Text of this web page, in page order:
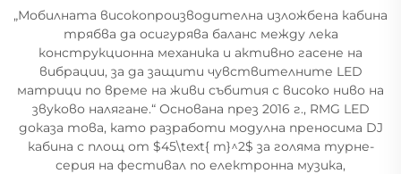
„Мобилната високопроизводителна изложбена кабина
трябва да осигурява баланс между лека
конструкционна механика и активно гасене на
вибрации, за да защити чувствителните LED
матрици по време на живи събития с високо ниво на
звуково налягане.“ Основана през 2016 г., RMG LED
доказа това, като разработи модулна преносима DJ
кабина с площ от $45\text{ m}^2$ за голяма турне-
серия на фестивал по електронна музика,